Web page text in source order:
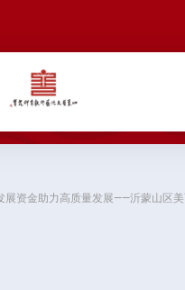
展资金助力高质量发展——沂蒙山区